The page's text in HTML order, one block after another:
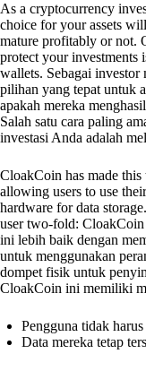
As a cryptocurrency
choice for your assets
mature profitably or not.
protect your investments
wallets. Sebagai investor
pilihan yang tepat untuk
apakah mereka
Salah satu cara paling
investasi Anda adalah
CloakCoin has made
allowing users to use
hardware for data
user two-fold:
ini lebih baik dengan
untuk menggunakan
dompet fisik untuk
CloakCoin ini memiliki
Pengguna tidak
Data mereka tetap